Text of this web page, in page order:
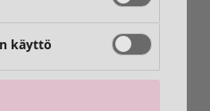
käyttö